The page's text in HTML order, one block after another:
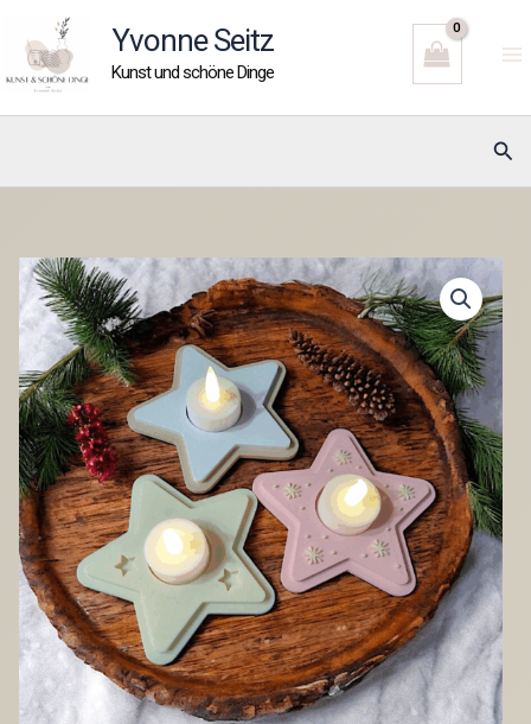
Inhalt
springen
Yvonne Seitz
Kunst und schöne Dinge